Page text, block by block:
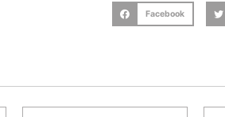
Facebook